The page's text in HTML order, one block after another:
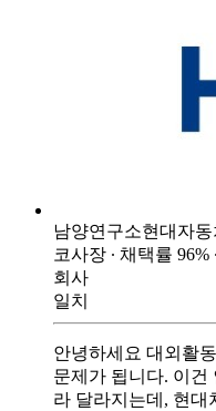
남양연구소현대자동
코사장 ∙ 채택률 96% ∙
회사
일치
안녕하세요 대외활
문제가 됩니다. 이건
라 달라지는데, 현대